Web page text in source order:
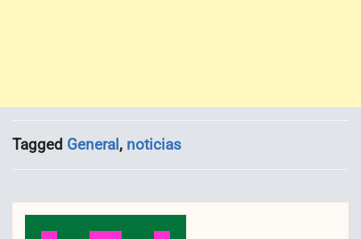
Tagged General, noticias